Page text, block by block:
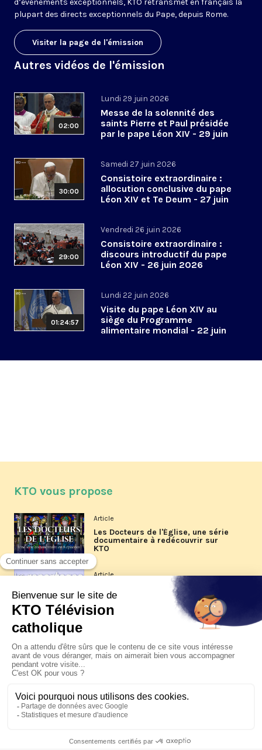
d’événements exceptionnels, KTO retransmet en français la
plupart des directs exceptionnels du Pape, depuis Rome.
Visiter la page de l'émission
Autres vidéos de l'émission
02:00
Lundi 29 juin 2026
Messe de la solennité des
saints Pierre et Paul présidée
par le pape Léon XIV - 29 juin
30:00
Samedi 27 juin 2026
Consistoire extraordinaire :
allocution conclusive du pape
Léon XIV et Te Deum - 27 juin
29:00
Vendredi 26 juin 2026
Consistoire extraordinaire :
discours introductif du pape
Léon XIV - 26 juin 2026
01:24:57
Lundi 22 juin 2026
Visite du pape Léon XIV au
siège du Programme
alimentaire mondial - 22 juin
KTO vous propose
Article
Les Docteurs de l'Église, une série
documentaire à redécouvrir sur
KTO
Article
Les reportages d'été 2026 de KTO
La visite pastorale du pape Léon
XIV à Assise à suivre sur KTO le
jeudi 6 août
Le pape en Uruguay, Argentine et
Pérou du 6 au 17 novembre 2026